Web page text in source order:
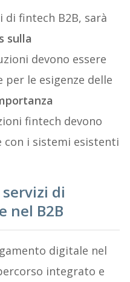
fintech B2B, sarà
sulla
devono essere
le esigenze delle
fintech devono
i sistemi esistenti
di
nel B2B
digitale nel
integrato e